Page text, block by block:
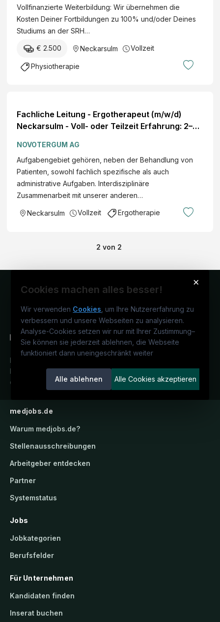
Vollfinanzierte Weiterbildung: Wir übernehmen die
Kosten Deiner Fortbildungen zu 100% und/oder Deines
Studiums an der SRH…
€ 2.500 Neckarsulm Vollzeit
Physiotherapie
Fachliche Leitung - Ergotherapeut (m/w/d)
Neckarsulm - Voll- oder Teilzeit Erfahrung: 2–5
NOVOTERGUM AG
Aufgabengebiet gehören, neben der Behandlung von
Patienten, sowohl fachlich spezifische als auch
administrative Aufgaben. Interdisziplinäre
Zusammenarbeit mit unserer anderen…
Neckarsulm Vollzeit Ergotherapie
2 von 2
×
Cookies machen alles besser!
Wir verwenden Cookies , um Ihre Nutzererfahrung zu
verbessern und unsere Webseiten zu analysieren.
Analyse-Cookies setzen wir nur mit Ihrer Zustimmung–
Sie können sie jederzeit ablehnen, die Webseite
funktioniert dann uneingeschränkt weiter
Alle ablehnen Alle Cookies akzeptieren
Deutschlands medizinisches
Karriereportal.Ein Service der
candidatis GmbH.
medjobs.de
Warum medjobs.de?
Stellenausschreibungen
Arbeitgeber entdecken
Partner
Systemstatus
Jobs
Jobkategorien
Berufsfelder
Für Unternehmen
Kandidaten finden
Inserat buchen